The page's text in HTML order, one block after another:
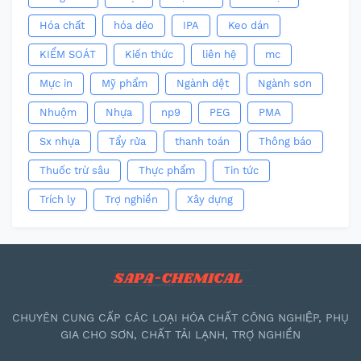
Hóa chất hóa dẻo IPA Keo dán
KIỂM SOÁT Kiến thức liên hệ mc
Mực in Mỹ phẩm Ngành dệt Ngành sơn
Nhuộm Nhựa np9 PEG PMA
Sx nhựa Tẩy rửa thanh toán Thông báo
Thuốc trừ sâu Thực phẩm Tin tức
Trích ly Trợ nghiền Xây dựng
CHUYÊN CUNG CẤP CÁC LOẠI HÓA CHẤT CÔNG NGHIỆP, PHỤ
GIA CHO SƠN, CHẤT TẢI LẠNH, TRỢ NGHIỀN